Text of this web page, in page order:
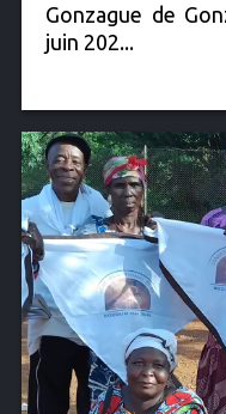
Gonzague de
juin 202...